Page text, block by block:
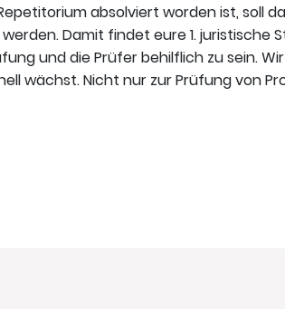
absolviert worden ist, soll
Damit findet eure 1. juristische
und die Prüfer behilflich zu sein.
wächst. Nicht nur zur Prüfung von